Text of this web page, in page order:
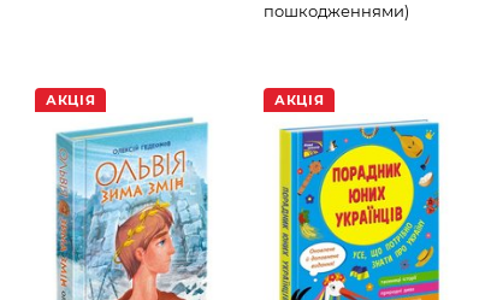
пошкодженнями)
АКЦІЯ АКЦІЯ